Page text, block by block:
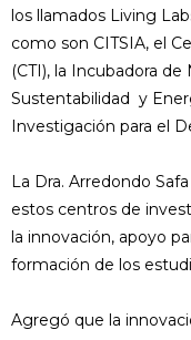
los llamados Living
como son CITSIA, el
(CTI), la Incubadora
Sustentabilidad y
Investigación para el
La Dra. Arredondo
estos centros de
la innovación, apoyo
formación de los
Agregó que la